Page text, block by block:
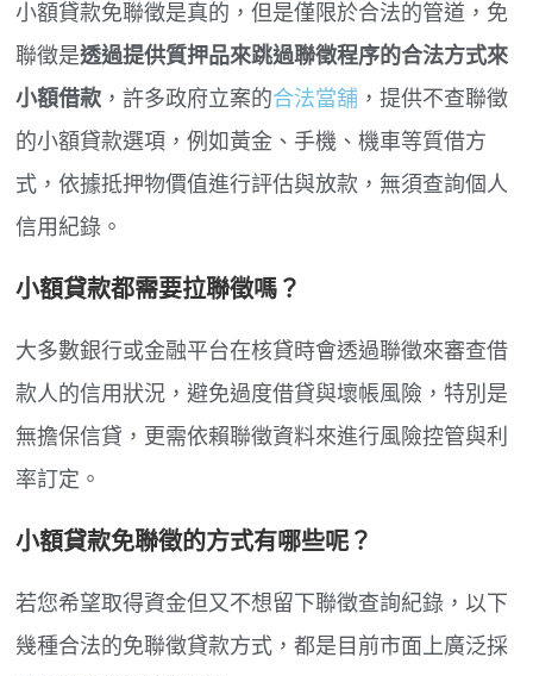
小額貸款免聯徵是真的，但是僅限於合法的管道，免
聯徵是透過提供質押品來跳過聯徵程序的合法方式來
小額借款 ，許多政府立案的合法當舖 ，提供不查聯徵
的小額貸款選項，例如黃金、手機、機車等質借方
式，依據抵押物價值進行評估與放款，無須查詢個人
信用紀錄。
小額貸款都需要拉聯徵嗎？
大多數銀行或金融平台在核貸時會透過聯徵來審查借
款人的信用狀況，避免過度借貸與壞帳風險，特別是
無擔保信貸，更需依賴聯徵資料來進行風險控管與利
率訂定。
小額貸款免聯徵的方式有哪些呢？
若您希望取得資金但又不想留下聯徵查詢紀錄，以下
幾種合法的免聯徵貸款方式，都是目前市面上廣泛採